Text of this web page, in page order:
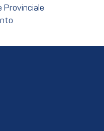
Provinciale